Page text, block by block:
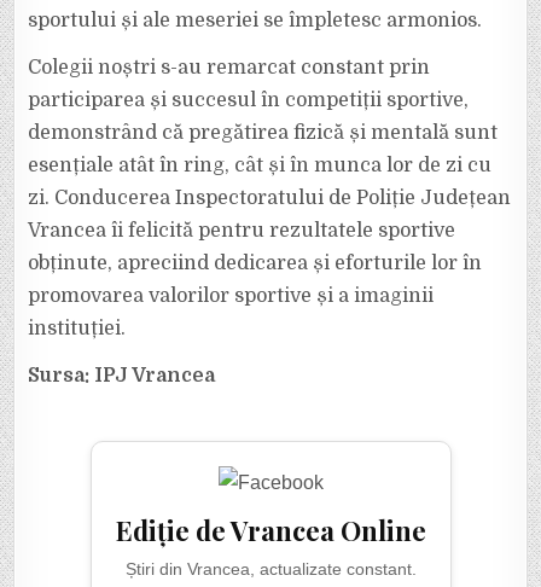
sportului și ale meseriei se împletesc armonios.
Colegii noștri s-au remarcat constant prin
participarea și succesul în competiții sportive,
demonstrând că pregătirea fizică și mentală sunt
esențiale atât în ring, cât și în munca lor de zi cu
zi. Conducerea Inspectoratului de Poliție Județean
Vrancea îi felicită pentru rezultatele sportive
obținute, apreciind dedicarea și eforturile lor în
promovarea valorilor sportive și a imaginii
instituției.
Sursa: IPJ Vrancea
Ediție de Vrancea Online
Știri din Vrancea, actualizate constant.